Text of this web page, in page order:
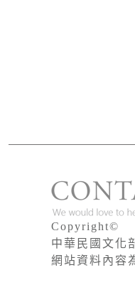
版權宣
Copyright©
中華民國文化
網站資料內容